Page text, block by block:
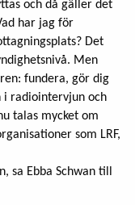
och då gäller det
har jag för
Det
Men
fundera, gör dig
i radiointervjun och
talas mycket om
som LRF,
sa Ebba Schwan till